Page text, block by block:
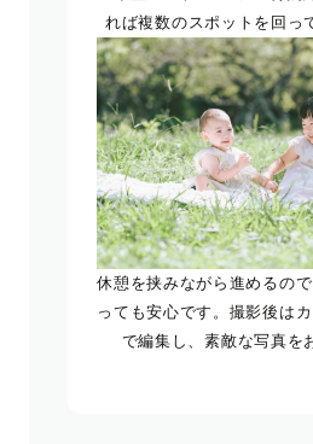
れば複数のスポットを回っ
休憩を挟みながら進めるの
っても安心です。撮影後は
で編集し、素敵な写真を